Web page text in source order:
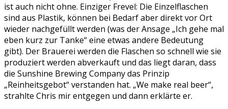
ist auch nicht ohne. Einziger Frevel: Die Einzelflaschen
sind aus Plastik, können bei Bedarf aber direkt vor Ort
wieder nachgefüllt werden (was der Ansage „Ich gehe mal
eben kurz zur Tanke“ eine etwas andere Bedeutung
gibt). Der Brauerei werden die Flaschen so schnell wie sie
produziert werden abverkauft und das liegt daran, dass
die Sunshine Brewing Company das Prinzip
„Reinheitsgebot“ verstanden hat. „We make real beer“,
strahlte Chris mir entgegen und dann erklärte er.